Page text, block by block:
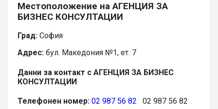
Местоположение на АГЕНЦИЯ ЗА
БИЗНЕС КОНСУЛТАЦИИ
Град: София
Адрес: бул. Македония №1, ет. 7
Данни за контакт с АГЕНЦИЯ ЗА БИЗНЕС
КОНСУЛТАЦИИ
Телефонен номер: 02 987 56 82 02 987 56 82